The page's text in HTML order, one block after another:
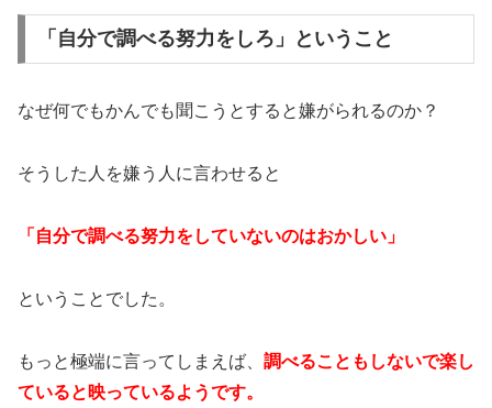
「自分で調べる努力をしろ」ということ
なぜ何でもかんでも聞こうとすると嫌がられるのか？
そうした人を嫌う人に言わせると
「自分で調べる努力をしていないのはおかしい」
ということでした。
もっと極端に言ってしまえば、 調べることもしないで楽し
ていると映っているようです。